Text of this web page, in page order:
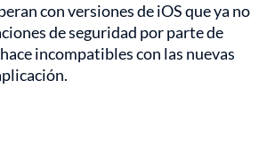
con versiones de iOS que ya no
de seguridad por parte de
incompatibles con las nuevas